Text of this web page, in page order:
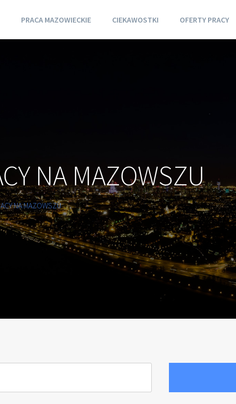
PRACA MAZOWIECKIE CIEKAWOSTKI OFERTY PRACY
NA MAZOWSZU
NA MAZOWSZU